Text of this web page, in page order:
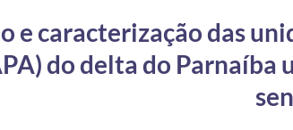
e caracterização das
do delta do